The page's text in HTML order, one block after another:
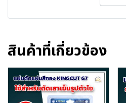
สินค้าที่เกี่ยวข้อง